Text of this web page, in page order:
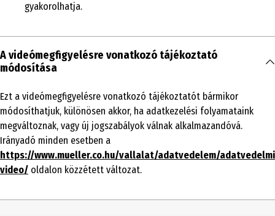
gyakorolhatja.
A videómegfigyelésre vonatkozó tájékoztató
módosítása
Ezt a videómegfigyelésre vonatkozó tájékoztatót bármikor
módosíthatjuk, különösen akkor, ha adatkezelési folyamataink
megváltoznak, vagy új jogszabályok válnak alkalmazandóvá.
Irányadó minden esetben a
https://www.mueller.co.hu/vallalat/adatvedelem/
video/ oldalon közzétett változat.